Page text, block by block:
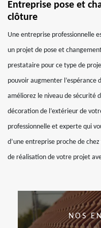
Entreprise pose et
clôture
Une entreprise professionnelle
un projet de pose et
prestataire pour ce type de
pouvoir augmenter
améliorez le niveau de sécurité
décoration de l’extérieur de
professionnelle et experte qui
d’une entreprise proche de
de réalisation de votre projet
NOS